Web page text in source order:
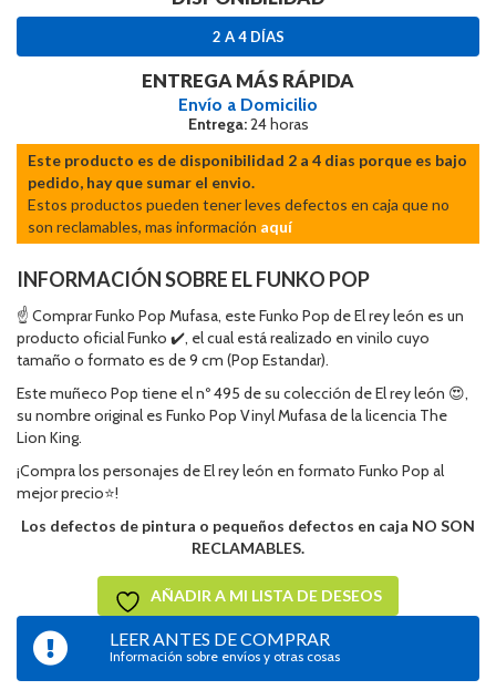
2 A 4 DÍAS
ENTREGA MÁS RÁPIDA
Envío a Domicilio
Entrega:24 horas
Este producto es de disponibilidad 2 a 4 dias porque es bajo
pedido, hay que sumar el envio.
Estos productos pueden tener leves defectos en caja que no
son reclamables, mas información aquí
INFORMACIÓN SOBRE EL FUNKO POP
☝ Comprar Funko Pop Mufasa, este Funko Pop de El rey león es un
producto oficial Funko ✔️, el cual está realizado en vinilo cuyo
tamaño o formato es de 9 cm (Pop Estandar).
Este muñeco Pop tiene el nº 495 de su colección de El rey león 😍,
su nombre original es Funko Pop Vinyl Mufasa de la licencia The
Lion King.
¡Compra los personajes de El rey león en formato Funko Pop al
mejor precio⭐!
Los defectos de pintura o pequeños defectos en caja NO SON
RECLAMABLES.
AÑADIR A MI LISTA DE DESEOS
LEER ANTES DE COMPRAR
Información sobre envíos y otras cosas